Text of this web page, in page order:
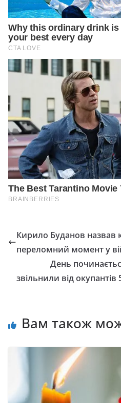
Кирило Буданов назвав
переломний момент у
День
звільнили від
Вам також